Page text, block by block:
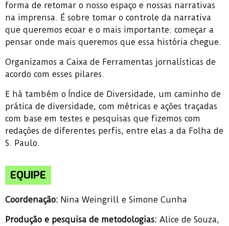
forma de retomar o nosso espaço e nossas narrativas
na imprensa. É sobre tomar o controle da narrativa
que queremos ecoar e o mais importante: começar a
pensar onde mais queremos que essa história chegue.
Organizamos a Caixa de Ferramentas jornalísticas de
acordo com esses pilares.
E há também o Índice de Diversidade, um caminho de
prática de diversidade, com métricas e ações traçadas
com base em testes e pesquisas que fizemos com
redações de diferentes perfis, entre elas a da Folha de
S. Paulo.
EQUIPE
Coordenação: Nina Weingrill e Simone Cunha
Produção e pesquisa de metodologias: Alice de Souza,